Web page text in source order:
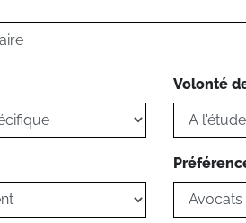
Volonté